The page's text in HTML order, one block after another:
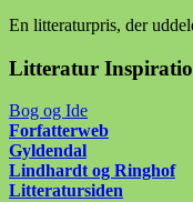
En litteraturpris, der
Litteratur
Bog og Ide
Forfatterweb
Gyldendal
Lindhardt og Ringhof
Litteratursiden